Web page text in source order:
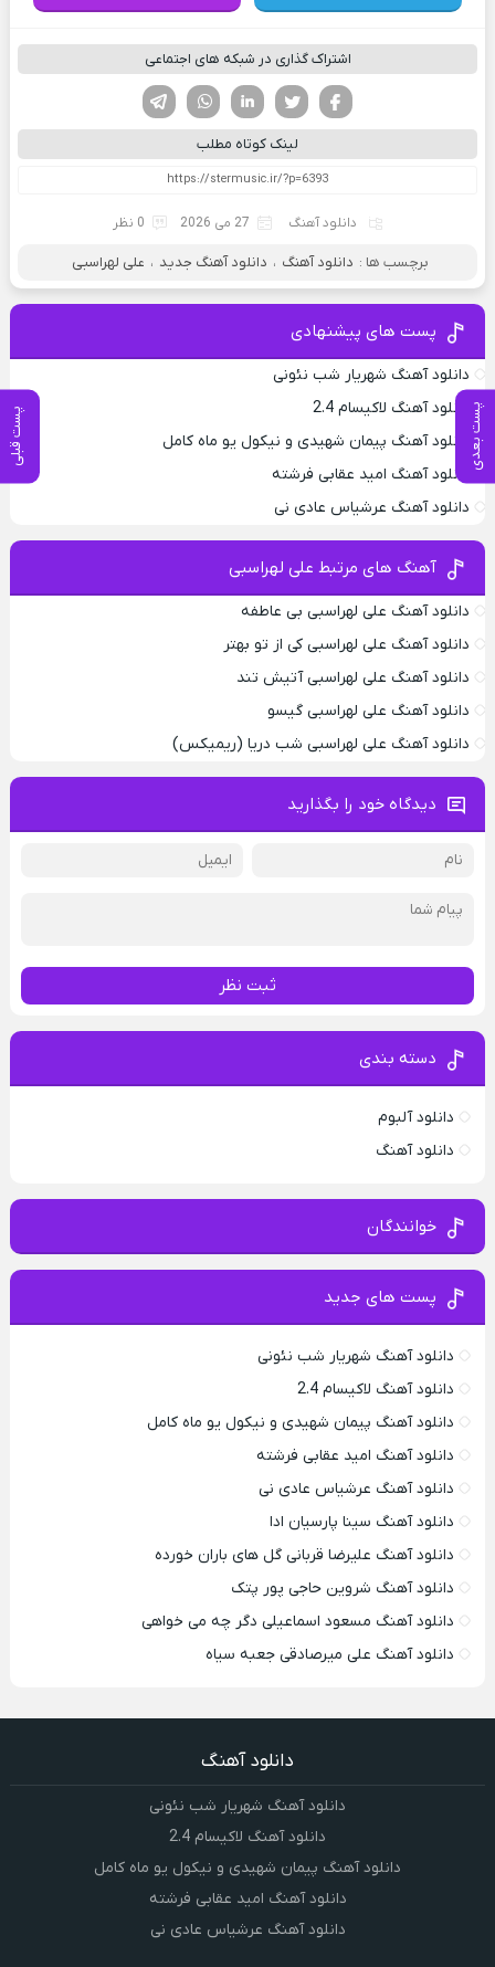
پست بعدی پست قبلی
اشتراک گذاری در شبکه های اجتماعی
لینکدین تویتر
فیسوک
لینک کوتاه مطلب
دانلود آهنگ 27 می 2026 0 نظر
برچسب ها : دانلود آهنگ ، دانلود آهنگ جدید ، علی لهراسبی
پست های پیشنهادی
دانلود آهنگ شهریار شب نئونی
دانلود آهنگ لاکیسام 2.4
دانلود آهنگ پیمان شهیدی و نیکول یو ماه کامل
دانلود آهنگ امید عقابی فرشته
دانلود آهنگ عرشیاس عادی نی
آهنگ های مرتبط علی لهراسبی
دانلود آهنگ علی لهراسبی بی عاطفه
دانلود آهنگ علی لهراسبی کی از تو ‌بهتر
دانلود آهنگ علی لهراسبی آتیش تند
دانلود آهنگ علی لهراسبی گیسو
دانلود آهنگ علی لهراسبی شب دریا (ریمیکس)
دیدگاه خود را بگذارید
ثبت نظر
دسته بندی
دانلود آلبوم
دانلود آهنگ
خوانندگان
پست های جدید
دانلود آهنگ شهریار شب نئونی
دانلود آهنگ لاکیسام 2.4
دانلود آهنگ پیمان شهیدی و نیکول یو ماه کامل
دانلود آهنگ امید عقابی فرشته
دانلود آهنگ عرشیاس عادی نی
دانلود آهنگ سینا پارسیان ادا
دانلود آهنگ علیرضا قربانی گل های باران خورده
دانلود آهنگ شروین حاجی پور پتک
دانلود آهنگ مسعود اسماعیلی دگر چه می خواهی
دانلود آهنگ علی میرصادقی جعبه سیاه
دانلود آهنگ
دانلود آهنگ شهریار شب نئونی
دانلود آهنگ لاکیسام 2.4
دانلود آهنگ پیمان شهیدی و نیکول یو ماه کامل
دانلود آهنگ امید عقابی فرشته
دانلود آهنگ عرشیاس عادی نی